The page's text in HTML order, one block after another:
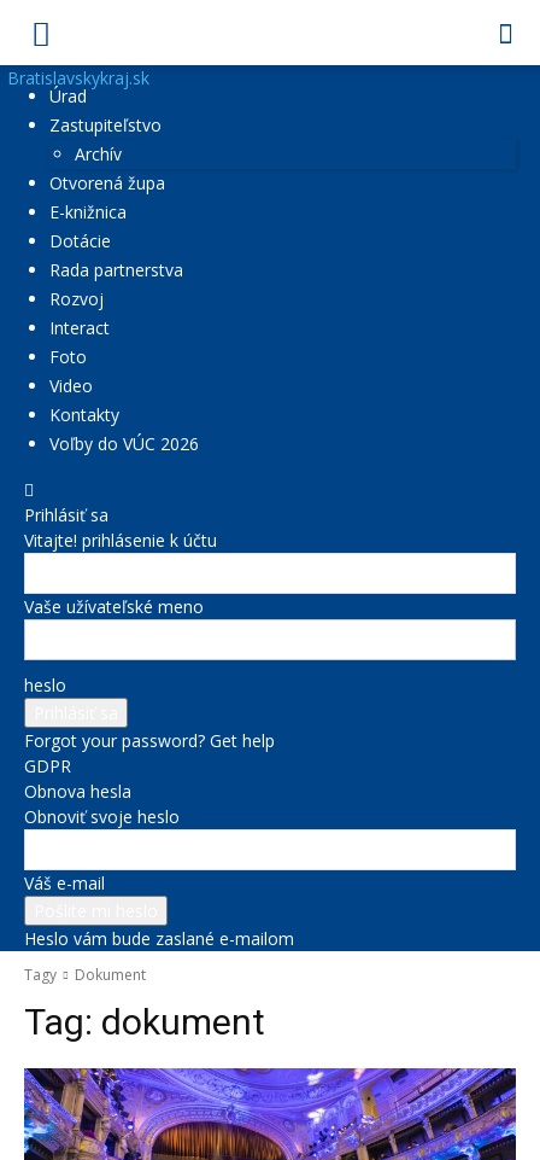
Bratislavskykraj.sk
Úrad
Zastupiteľstvo
Archív
Otvorená župa
E-knižnica
Dotácie
Rada partnerstva
Rozvoj
Interact
Foto
Video
Kontakty
Voľby do VÚC 2026
Prihlásiť sa
Vitajte! prihlásenie k účtu
Vaše užívateľské meno
heslo
Forgot your password? Get help
GDPR
Obnova hesla
Obnoviť svoje heslo
Váš e-mail
Heslo vám bude zaslané e-mailom
Tagy Dokument
Tag: dokument